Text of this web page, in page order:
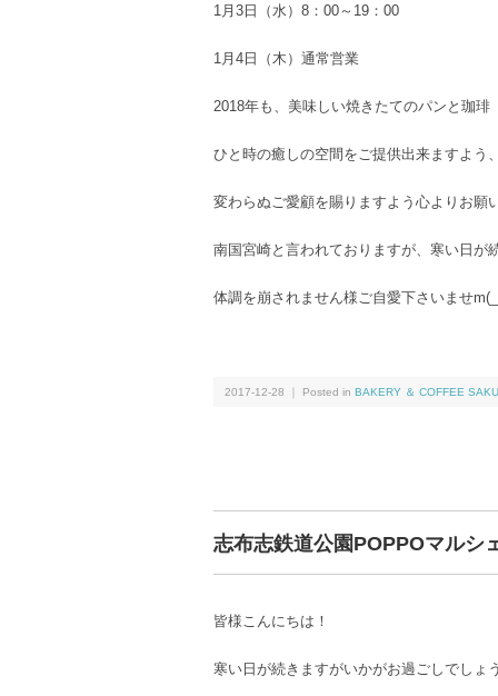
1月3日（水）8：00～19：00
1月4日（木）通常営業
2018年も、美味しい焼きたてのパンと珈琲
ひと時の癒しの空間をご提供出来ますよう
変わらぬご愛顧を賜りますよう心よりお願
南国宮崎と言われておりますが、寒い日が
体調を崩されません様ご自愛下さいませ
2017-12-28 ｜ Posted in BAKERY ＆ COFFEE
志布志鉄道公園POPPOマルシ
皆様こんにちは！
寒い日が続きますがいかがお過ごしでしょ